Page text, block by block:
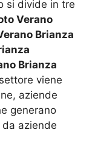
si divide in tre
Verano
Brianza
Brianza
viene
aziende
generano
aziende